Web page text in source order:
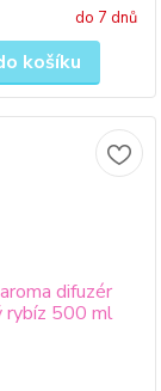
do 7 dnů
košíku